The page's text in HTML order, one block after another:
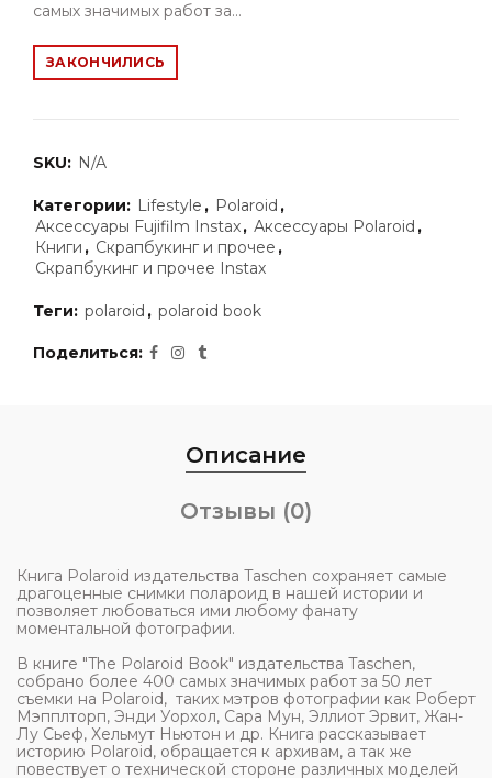
самых значимых работ за...
ЗАКОНЧИЛИСЬ
SKU: N/A
Категории: Lifestyle , Polaroid ,
Аксессуары Fujifilm Instax, Аксессуары Polaroid ,
Книги , Скрапбукинг и прочее ,
Скрапбукинг и прочее Instax
Теги: polaroid , polaroid book
Поделиться
Описание
Отзывы (0)
Книга Polaroid издательства Taschen сохраняет самые
драгоценные снимки полароид в нашей истории и
позволяет любоваться ими любому фанату
моментальной фотографии.
В книге "The Polaroid Book" издательства Taschen,
собрано более 400 самых значимых работ за 50 лет
съемки на Polaroid, таких мэтров фотографии как Роберт
Мэпплторп, Энди Уорхол, Сара Мун, Эллиот Эрвит, Жан-
Лу Сьеф, Хельмут Ньютон и др. Книга рассказывает
историю Polaroid, обращается к архивам, а так же
повествует о технической стороне различных моделей